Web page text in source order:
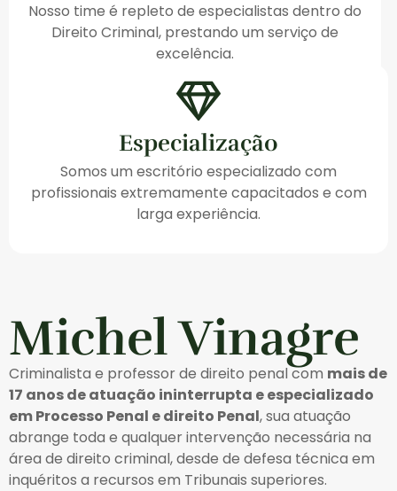
Nosso time é repleto de especialistas dentro do
Direito Criminal, prestando um serviço de
excelência.
Especialização
Somos um escritório especializado com
profissionais extremamente capacitados e com
larga experiência.
Michel Vinagre
Criminalista e professor de direito penal com mais de
17 anos de atuação ininterrupta e especializado
em Processo Penal e direito Penal, sua atuação
abrange toda e qualquer intervenção necessária na
área de direito criminal, desde de defesa técnica em
inquéritos a recursos em Tribunais superiores.